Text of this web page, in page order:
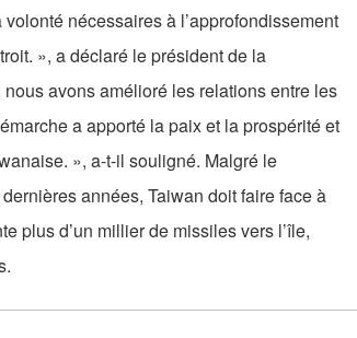
nécessaires à l’approfondissement
», a déclaré le président de la
avons amélioré les relations entre les
a apporté la paix et la prospérité et
», a-t-il souligné. Malgré le
années, Taiwan doit faire face à
plus d’un millier de missiles vers l’île,